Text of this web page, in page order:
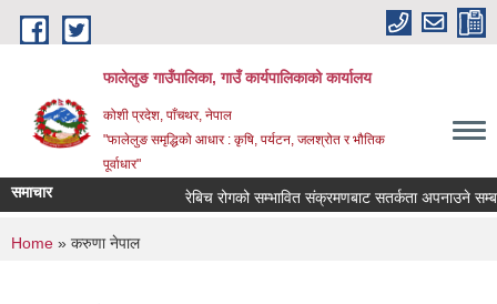
Skip to main content
फालेलुङ गाउँपालिका, गाउँ कार्यपालिकाको कार्यालय
कोशी प्रदेश, पाँचथर, नेपाल
"फालेलुङ समृद्धिको आधार : कृषि, पर्यटन, जलश्रोत र भौतिक
पूर्वाधार"
समाचार रेबिच रोगको सम्भावित संक्रमणबाट सतर्कता अपनाउने
You are here
Home » करुणा नेपाल